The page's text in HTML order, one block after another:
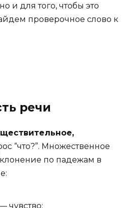
и для того, чтобы это
проверочное слово к
речи
“что?”. Множественное
по падежам в
чувство;